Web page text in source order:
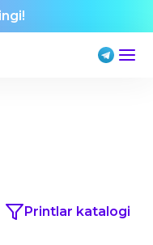
Printlar katalogi